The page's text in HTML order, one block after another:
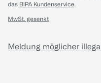
das BIPA Kundenservice.
MwSt. gesenkt
Meldung möglicher